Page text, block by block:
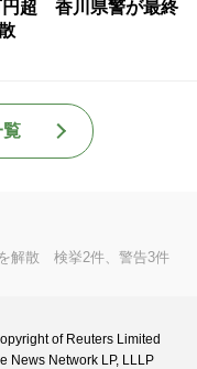
円超 香川県警が最終
覧
解散 検挙2件、警告3件
of Reuters Limited
News Network LP, LLLP